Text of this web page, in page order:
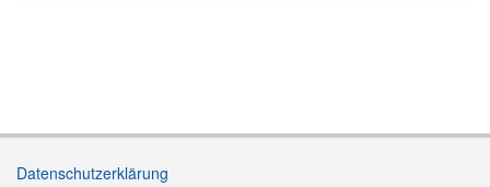
Datenschutzerklärung